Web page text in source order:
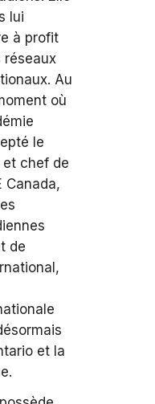
lui
à profit
réseaux
Au
où
le
et chef de
Canada,
de
et la